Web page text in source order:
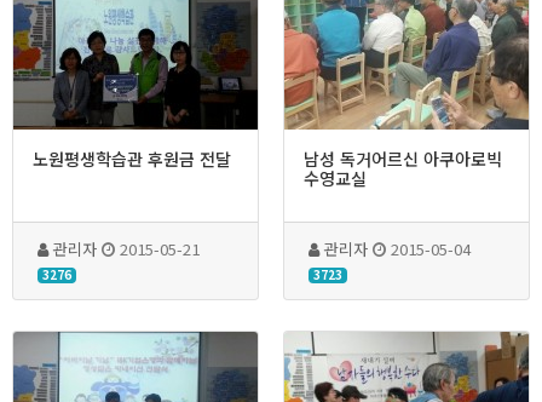
노원평생학습관 후원금 전달
관리자 2015-05-21
3276
남성 독거어르신 아쿠아로빅
수영교실
관리자 2015-05-04
3723